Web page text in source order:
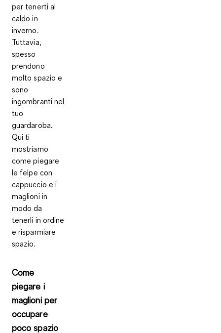
per tenerti al
caldo in
inverno.
Tuttavia,
spesso
prendono
molto spazio e
sono
ingombranti nel
tuo
guardaroba.
Qui ti
mostriamo
comepiegare
le felpe con
cappuccio e i
maglioniin
modo da
tenerli in ordine
erisparmiare
spazio.
Come
piegare i
maglioni per
occupare
poco spazio